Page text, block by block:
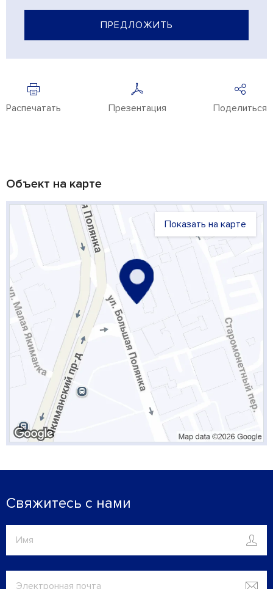
ПРЕДЛОЖИТЬ
Распечатать Презентация Поделиться
Объект на карте
Показать на карте
Свяжитесь с нами